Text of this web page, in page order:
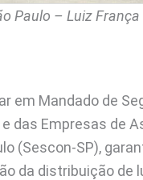
Paulo – Luiz
em Mandado de
das Empresas de
(Sescon-SP),
da distribuição de